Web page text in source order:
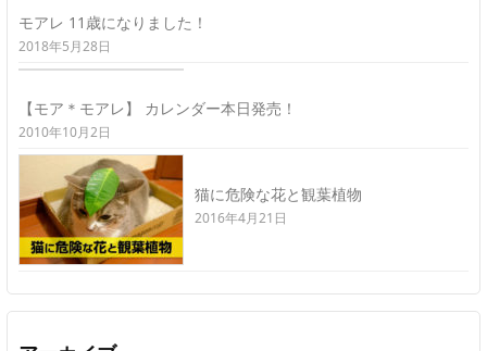
モアレ 11歳になりました！
2018年5月28日
【モア＊モアレ】 カレンダー本日発売！
2010年10月2日
猫に危険な花と観葉植物
2016年4月21日